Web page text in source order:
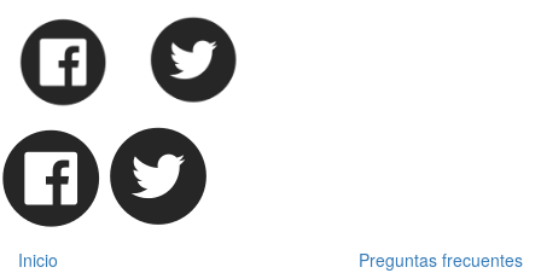
Inicio
Preguntas frecuentes